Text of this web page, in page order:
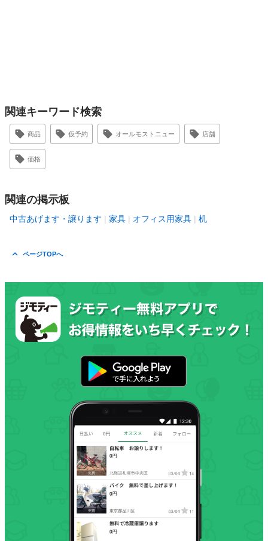
関連キーワード検索
商品 仮予約 オールモストニュー 店舗
価格
関連の掲示板
中古あげます・譲ります 家具 オフィス用家具 机
ページTOPへ